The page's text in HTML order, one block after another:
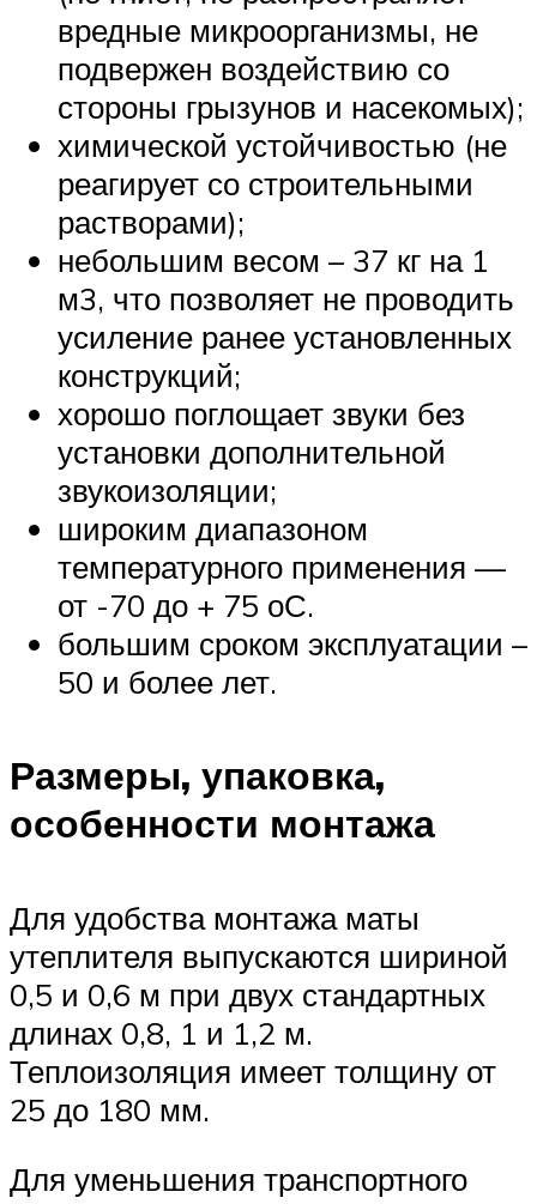
вредные микроорганизмы, не
подвержен воздействию со
стороны грызунов и насекомых);
химической устойчивостью (не
реагирует со строительными
растворами);
небольшим весом – 37 кг на 1
м3, что позволяет не проводить
усиление ранее установленных
конструкций;
хорошо поглощает звуки без
установки дополнительной
звукоизоляции;
широким диапазоном
температурного применения —
от -70 до + 75 оС.
большим сроком эксплуатации –
50 и более лет.
Размеры, упаковка,
особенности монтажа
Для удобства монтажа маты
утеплителя выпускаются шириной
0,5 и 0,6 м при двух стандартных
длинах 0,8, 1 и 1,2 м.
Теплоизоляция имеет толщину от
25 до 180 мм.
Для уменьшения транспортного